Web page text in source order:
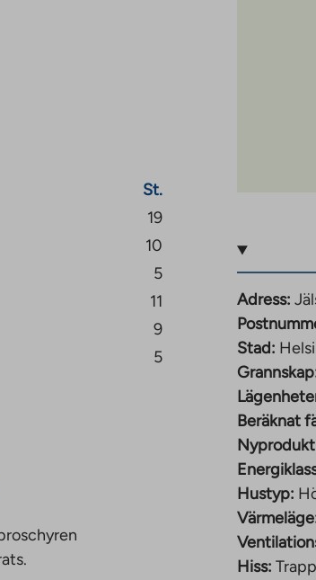
från 835–
från 1 270 € – 1
St.
19
10
5
11
9
5
Adress:
Stad:
Beräknat
Hustyp:
Hiss: